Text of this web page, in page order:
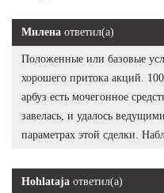
Милена ответил(а)
Положенные или базовые
хорошего притока акций.
арбуз есть мочегонное
завелась, и удалось
параметрах этой сделки.
Hohlataja ответил(а)